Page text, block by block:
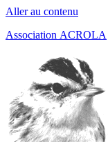
Aller au contenu
Association ACROLA